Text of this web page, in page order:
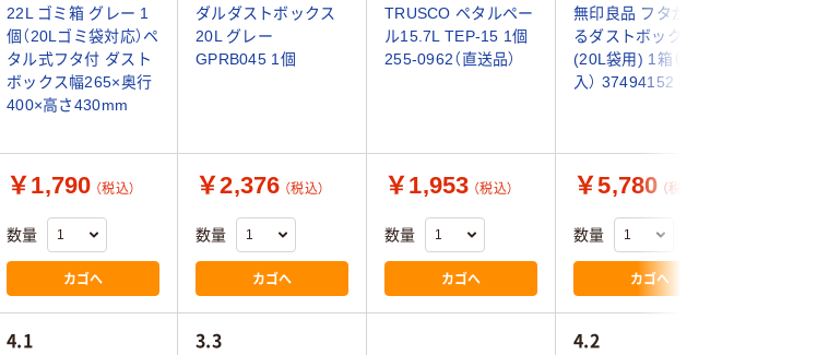
22L ゴミ箱 グレー 1
個（20Lゴミ袋対応）ペ
タル式フタ付 ダスト
ボックス幅265×奥行
400×高さ430mm
ダルダストボックス
20L グレー
GPRB045 1個
TRUSCO ペタルペー
ル15.7L TEP-15 1個
255-0962（直送品）
無印良品 フタが選べ
るダストボックス・小
(20L袋用) 1箱（4個
入） 37494152
￥1,790 （税込）
数量
カゴへ
￥2,376 （税込）
数量
カゴへ
￥1,953 （税込）
数量
カゴへ
￥5,780 （税込）
数量
カゴへ
4.1 3.3 4.2